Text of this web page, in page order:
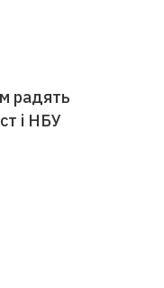
радять
і НБУ